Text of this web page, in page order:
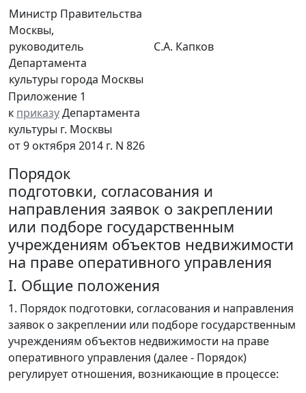
Министр Правительства
Москвы,
руководитель
Департамента
культуры города Москвы
С.А. Капков
Приложение 1
к приказуДепартамента
культуры г. Москвы
от 9 октября 2014 г. N 826
Порядок
подготовки, согласования и
направления заявок о закреплении
или подборе государственным
учреждениям объектов недвижимости
на праве оперативного управления
I. Общие положения
1. Порядок подготовки, согласования и направления
заявок о закреплении или подборе государственным
учреждениям объектов недвижимости на праве
оперативного управления (далее - Порядок)
регулирует отношения, возникающие в процессе: